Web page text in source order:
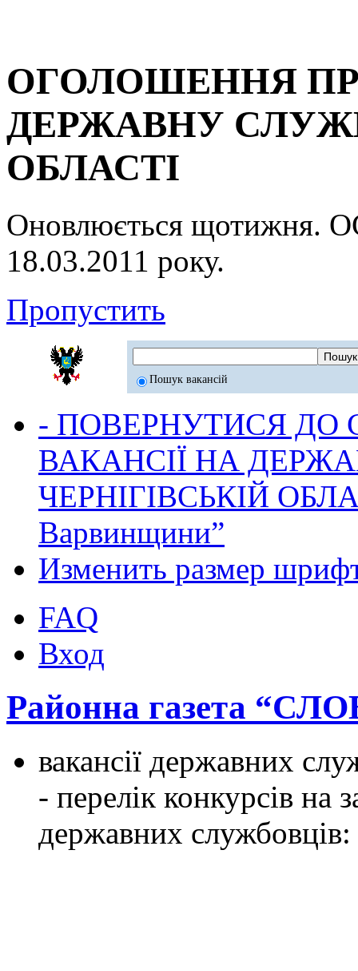
ОГОЛОШЕННЯ
ДЕРЖАВНУ
ОБЛАСТІ
Оновлюється
18.03.2011 року.
Пропустить
Пошук вакансій
- ПОВЕРНУТИСЯ ДО
ВАКАНСІЇ НА
ЧЕРНІГІВСЬКІЙ
Варвинщини”
Изменить размер
FAQ
Вход
Районна газета
вакансії державних
- перелік конкурсів на
державних службовців: